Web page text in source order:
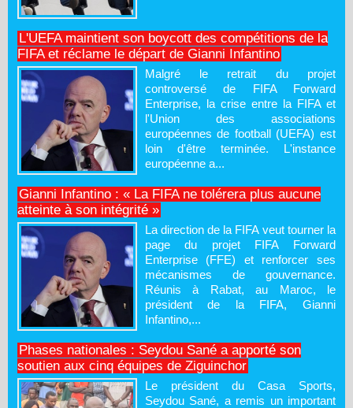
L'UEFA maintient son boycott des compétitions de la
FIFA et réclame le départ de Gianni Infantino
Malgré le retrait du projet
controversé de FIFA Forward
Enterprise, la crise entre la FIFA et
l'Union des associations
européennes de football (UEFA) est
loin d'être terminée. L'instance
européenne a...
Gianni Infantino : « La FIFA ne tolérera plus aucune
atteinte à son intégrité »
La direction de la FIFA veut tourner la
page du projet FIFA Forward
Enterprise (FFE) et renforcer ses
mécanismes de gouvernance.
Réunis à Rabat, au Maroc, le
président de la FIFA, Gianni
Infantino,...
Phases nationales : Seydou Sané a apporté son
soutien aux cinq équipes de Ziguinchor
Le président du Casa Sports,
Seydou Sané, a remis un important